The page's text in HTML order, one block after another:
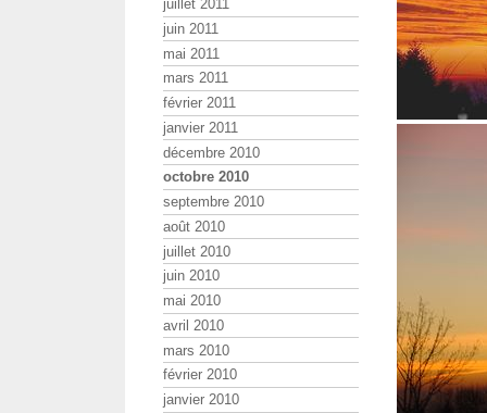
juillet 2011
juin 2011
mai 2011
mars 2011
février 2011
janvier 2011
décembre 2010
octobre 2010
septembre 2010
août 2010
juillet 2010
juin 2010
mai 2010
avril 2010
mars 2010
février 2010
janvier 2010